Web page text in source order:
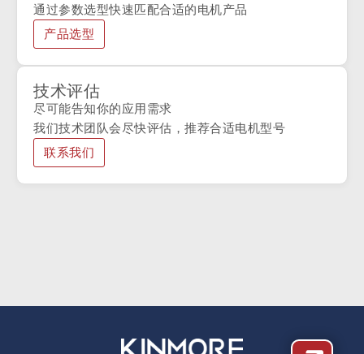
通过参数选型快速匹配合适的电机产品
产品选型
技术评估
尽可能告知你的应用需求
我们技术团队会尽快评估，推荐合适电机型号
联系我们